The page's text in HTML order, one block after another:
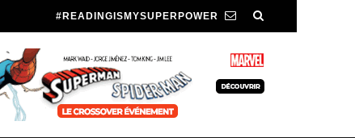
#READINGISMYSUPERPOWER